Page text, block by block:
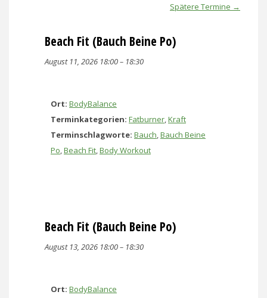
Spätere Termine →
Beach Fit (Bauch Beine Po)
August 11, 2026 18:00– 18:30
Ort: BodyBalance
Terminkategorien: Fatburner,Kraft
Terminschlagworte: Bauch,Bauch Beine
Po,Beach Fit,Body Workout
Beach Fit (Bauch Beine Po)
August 13, 2026 18:00– 18:30
Ort: BodyBalance